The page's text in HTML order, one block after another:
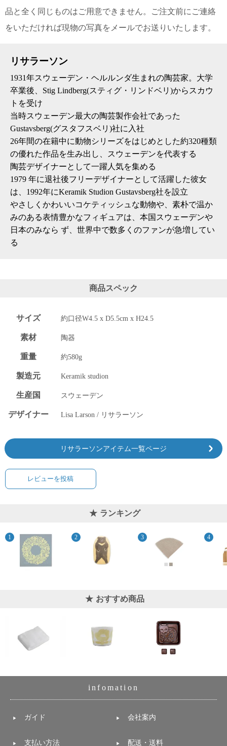
品と全く同じものはご用意できません。ご注文前にご連絡
をいただければ現物の写真をメールでお送りいたします。
リサラーソン
1931年スウェーデン・ヘルルンダ生まれの陶芸家。大学
卒業後、Stig Lindberg(スティグ・リンドベリ)からスカウ
トを受け
当時スウェーデン最大の陶芸製作会社であった
Gustavsberg(グスタフスベリ)社に入社
26年間の在籍中に動物シリーズをはじめとした約320種類
の優れた作品を生み出し、スウェーデンを代表する
陶芸デザイナーとして一躍人気を集める
1979 年に退社後フリーデザイナーとして活躍した彼女
は、1992年にKeramik Studion Gustavsberg社を設立
やさしくかわいいコケティッシュな動物や、素朴で温か
みのある表情豊かなフィギュアは、本国スウェーデンや
日本のみなら ず、世界中で数多くのファンが急増してい
る
商品スペック
サイズ 約口径W4.5 x D5.5cm x H24.5
素材 陶器
重量 約580g
製造元 Keramik studion
生産国 スウェーデン
デザイナー Lisa Larson / リサラーソン
リサラーソンアイテム一覧ページ
レビューを投稿
ランキング
おすすめ商品
infomation
ガイド 会社案内
支払い方法 配送・送料